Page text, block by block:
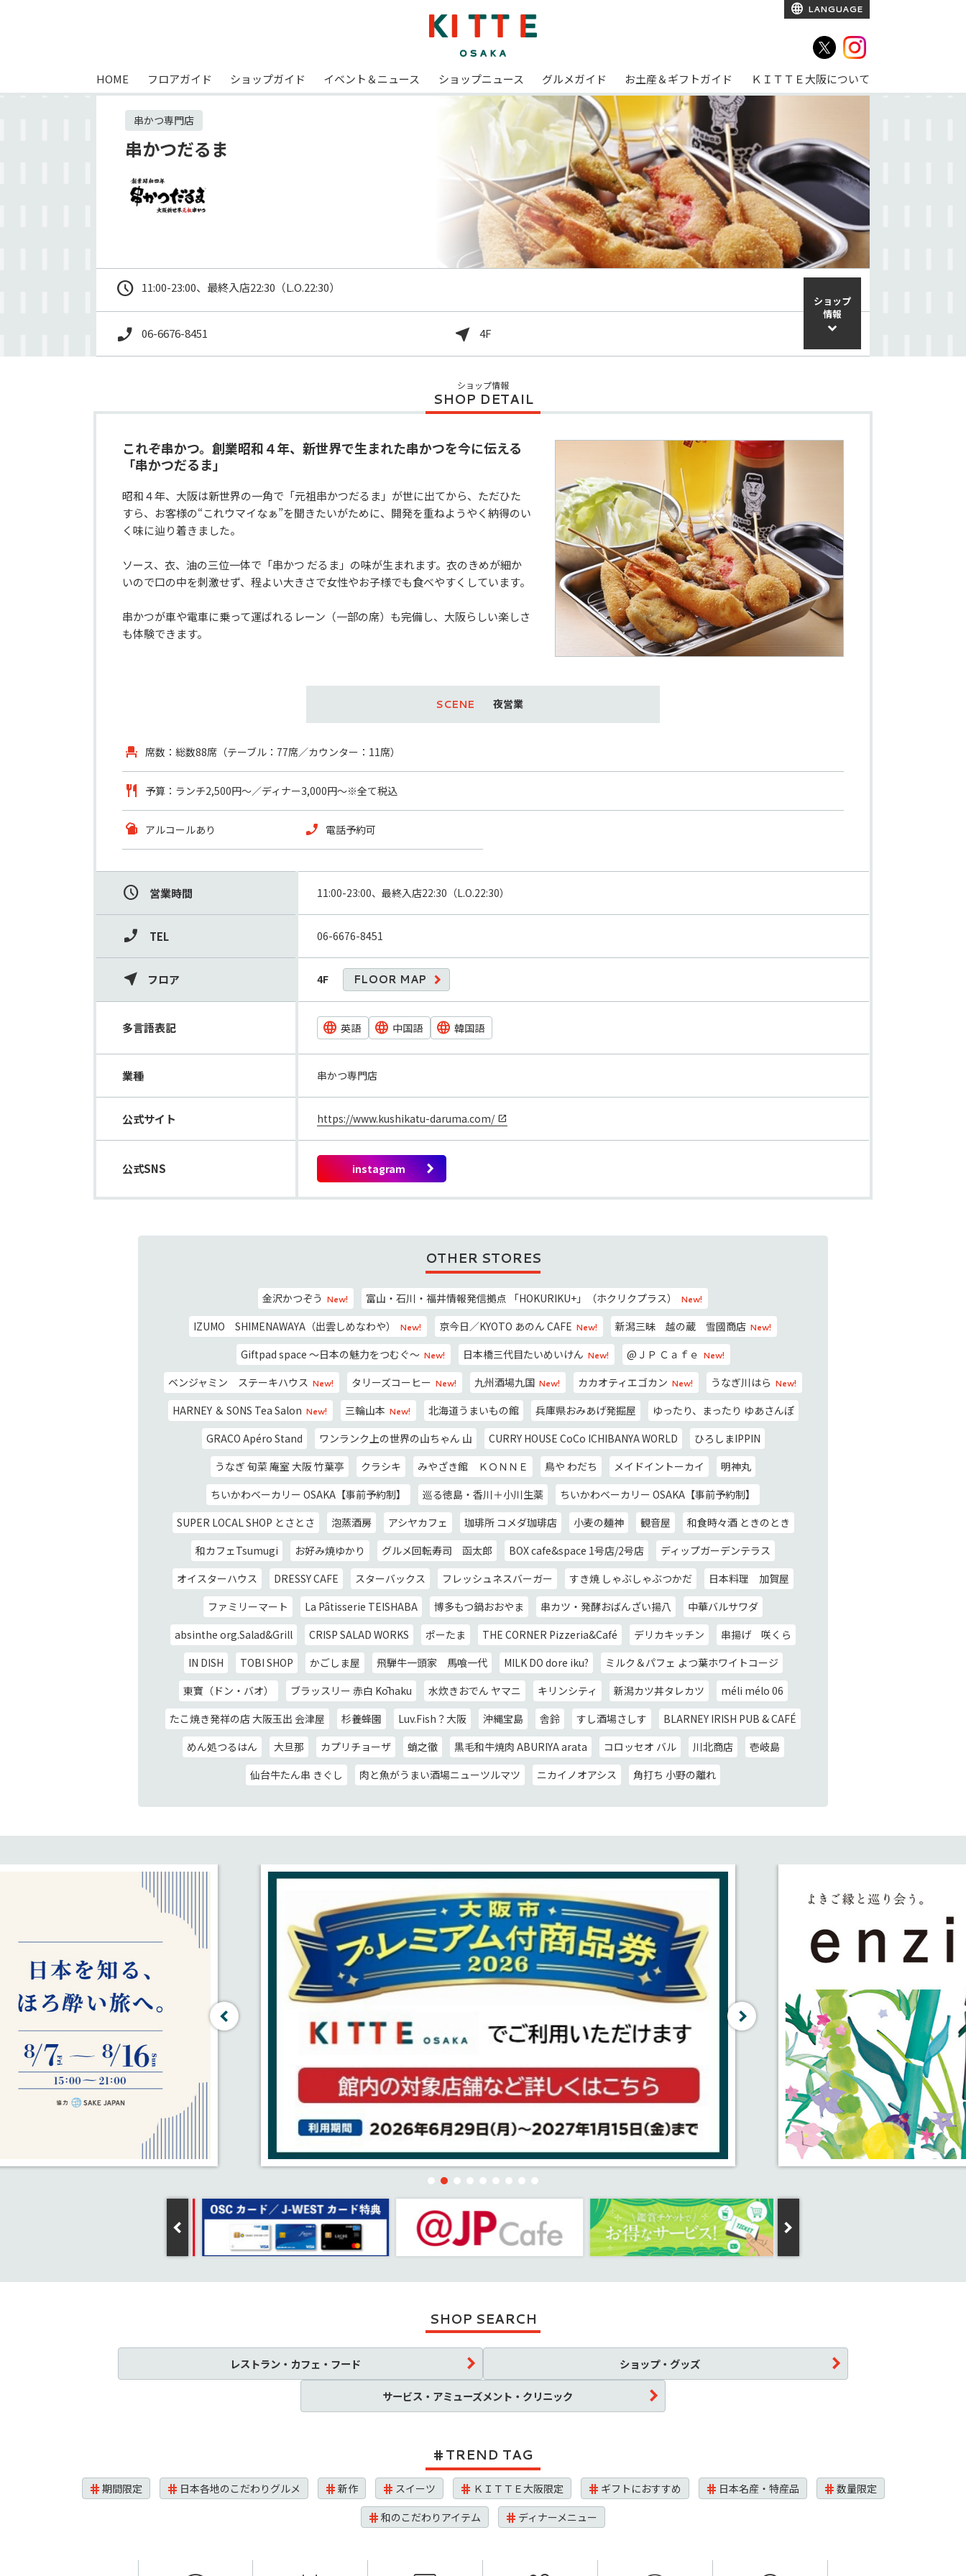
LANGUAGE
HOME フロアガイド ショップガイド イベント＆ニュース ショップニュース グルメガイド お土産＆ギフトガイド ＫＩＴＴＥ大阪について
串かつ専門店
串かつだるま
11:00-23:00、最終入店22:30（L.O.22:30）
06-6676-8451 4F
ショップ
情報
ショップ情報
これぞ串かつ。創業昭和４年、新世界で生まれた串かつを今に伝える
「串かつだるま」
昭和４年、大阪は新世界の一角で「元祖串かつだるま」が世に出てから、ただひた
すら、お客様の“これウマイなぁ”を聞きたいがために、開発を重ねようやく納得のい
く味に辿り着きました。
ソース、衣、油の三位一体で「串かつ だるま」の味が⽣まれます。衣のきめが細か
いので口の中を刺激せず、程よい大きさで女性やお子様でも食べやすくしています。
串かつが車や電車に乗って運ばれるレーン（一部の席）も完備し、大阪らしい楽しさ
も体験できます。
夜営業
席数：総数88席（テーブル：77席／カウンター：11席）
予算：ランチ2,500円～／ディナー3,000円～※全て税込
アルコールあり 電話予約可
営業時間 11:00-23:00、最終入店22:30（L.O.22:30）
TEL 06-6676-8451
フロア 4F FLOOR MAP
多言語表記 英語 中国語 韓国語
業種 串かつ専門店
公式サイト https://www.kushikatu-daruma.com/
公式SNS
OTHER STORES
金沢かつぞう New! 富山・石川・福井情報発信拠点 「HOKURIKU+」（ホクリクプラス） New!
IZUMO SHIMENAWAYA（出雲しめなわや） New! 京今日／KYOTO あのん CAFE New! 新潟三昧 越の蔵 雪國商店 New!
Giftpad space ～日本の魅力をつむぐ～ New! 日本橋三代目たいめいけん New! @ＪＰ Ｃａｆｅ New!
ベンジャミン ステーキハウス New! タリーズコーヒー New! 九州酒場九国 New! カカオティエゴカン New! うなぎ川はら New!
HARNEY ＆ SONS Tea Salon New! 三輪山本 New! 北海道うまいもの館 兵庫県おみあげ発掘屋
ゆったり、まったり ゆあさんぽ
GRACO Apéro Stand
ワンランク上の世界の山ちゃん 山 CURRY HOUSE CoCo ICHIBANYA WORLD
ひろしまIPPIN
うなぎ 旬菜 庵室 大阪 竹葉亭
クラシキ みやざき館 ＫＯＮＮＥ 鳥や わだち メイドイントーカイ
明神丸
ちいかわベーカリー OSAKA【事前予約制】
巡る徳島・香川＋小川生薬
ちいかわベーカリー OSAKA【事前予約制】
SUPER LOCAL SHOP とさとさ
泡蒸酒房 アシヤカフェ 珈琲所 コメダ珈琲店 小麦の麺神 観音屋
和食時々酒 ときのとき
和カフェTsumugi
お好み焼ゆかり グルメ回転寿司 函太郎 BOX cafe&space 1号店/2号店
ディップガーデンテラス
オイスターハウス
DRESSY CAFE スターバックス フレッシュネスバーガー すき焼 しゃぶしゃぶつかだ
日本料理 加賀屋
ファミリーマート
La Pâtisserie TEISHABA 博多もつ鍋おおやま 串カツ・発酵おばんざい揚八
中華バルサワダ
absinthe org.Salad&Grill
CRISP SALAD WORKS ポーたま THE CORNER Pizzeria&Café デリカキッチン
串揚げ 咲くら
IN DISH
TOBI SHOP かごしま屋 飛騨牛一頭家 馬喰一代 MILK DO dore iku?
ミルク＆パフェ よつ葉ホワイトコージ
東寶（ドン・バオ）
ブラッスリー 赤白 Kōhaku 水炊きおでん ヤマニ キリンシティ 新潟カツ丼タレカツ
méli mélo 06
たこ焼き発祥の店 大阪玉出 会津屋
杉養蜂園 Luv.Fish？大阪 沖縄宝島 舎鈴 すし酒場さしす
BLARNEY IRISH PUB & CAFÉ
めん処つるはん
大旦那 カプリチョーザ 蛸之徹 黒毛和牛焼肉 ABURIYA arata コロッセオ バル 川北商店
壱岐島
仙台牛たん串 きぐし
肉と魚がうまい酒場ニューツルマツ ニカイノオアシス 角打ち 小野の離れ
SHOP SEARCH
レストラン・カフェ・フード ショップ・グッズ
サービス・アミューズメント・クリニック
TREND TAG
期間限定 日本各地のこだわりグルメ 新作 スイーツ ＫＩＴＴＥ大阪限定 ギフトにおすすめ 日本名産・特産品
数量限定
和のこだわりアイテム
ディナーメニュー